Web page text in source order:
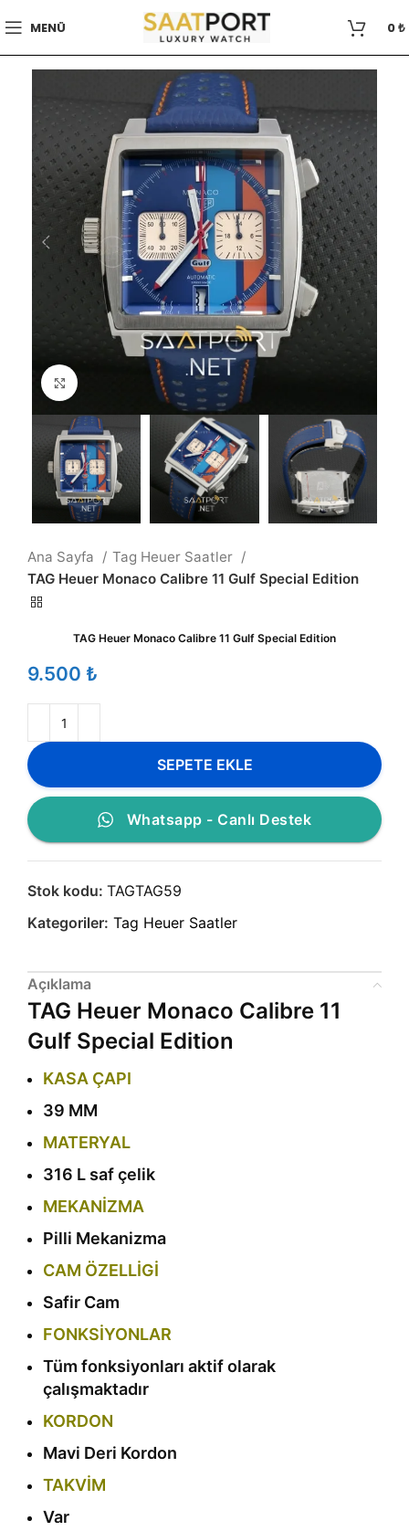
MENÜ 0₺
Büyütmek için tıklayın
Ana Sayfa
Tag Heuer Saatler
TAG Heuer Monaco Calibre 11 Gulf Special Edition
TAG Heuer Monaco Calibre 11 Gulf Special Edition
₺
SEPETE EKLE
Whatsapp - Canlı Destek
Stok kodu: TAGTAG59
Kategoriler: Tag Heuer Saatler
Açıklama
TAG Heuer Monaco Calibre 11
Gulf Special Edition
KASA ÇAPI
39 MM
MATERYAL
316 L saf çelik
MEKANİZMA
Pilli Mekanizma
CAM ÖZELLİGİ
Safir Cam
FONKSİYONLAR
Tüm fonksiyonları aktif olarak
çalışmaktadır
KORDON
Mavi Deri Kordon
TAKVİM
Var